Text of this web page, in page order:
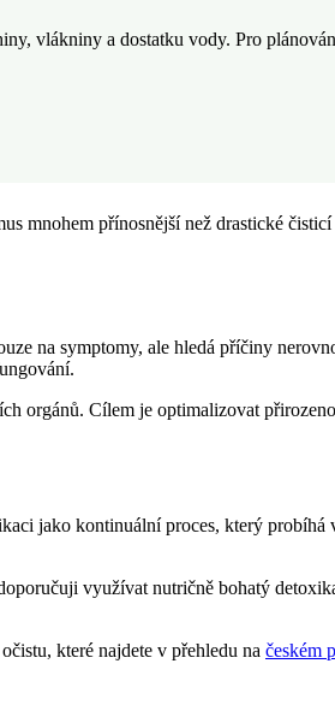
vlákniny a dostatku vody. Pro
mnohem přínosnější než drastické
na symptomy, ale hledá příčiny
orgánů. Cílem je optimalizovat
jako kontinuální proces, který
využívat nutričně bohatý
které najdete v přehledu na českém